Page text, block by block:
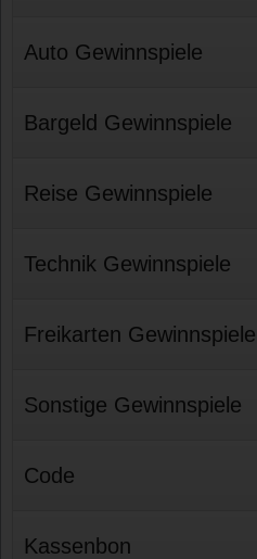
Auto Gewinnspiele
Bargeld Gewinnspiele
Reise Gewinnspiele
Technik Gewinnspiele
Freikarten Gewinnspiele
Sonstige Gewinnspiele
Code
Kassenbon